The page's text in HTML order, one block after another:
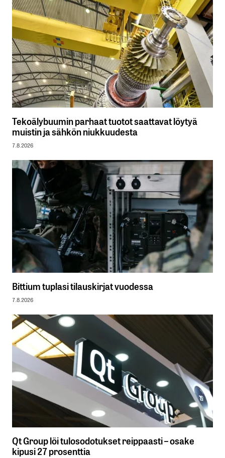
Tekoälybuumin parhaat tuotot saattavat löytyä
muistin ja sähkön niukkuudesta
7.8.2026
Bittium tuplasi tilauskirjat vuodessa
7.8.2026
Qt Group löi tulosodotukset reippaasti – osake
kipusi 27 prosenttia